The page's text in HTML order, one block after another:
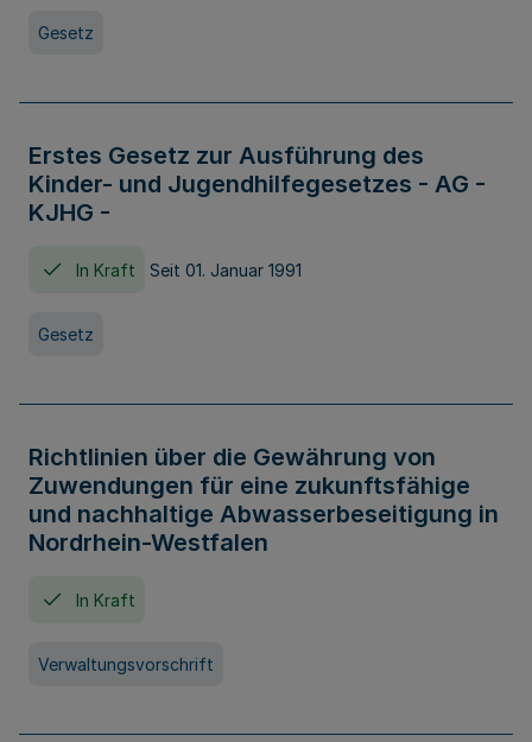
Gesetz
Erstes Gesetz zur Ausführung des
Kinder- und Jugendhilfegesetzes - AG -
KJHG -
In Kraft Seit 01. Januar 1991
Gesetz
Richtlinien über die Gewährung von
Zuwendungen für eine zukunftsfähige
und nachhaltige Abwasserbeseitigung in
Nordrhein-Westfalen
In Kraft
Verwaltungsvorschrift